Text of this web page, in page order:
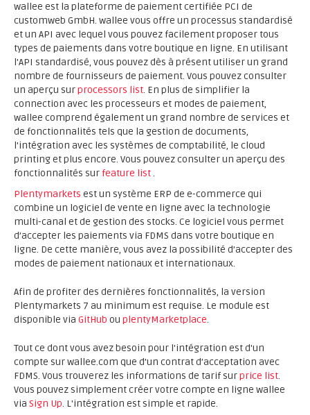
wallee est la plateforme de paiement certifiée PCI de
customweb GmbH. wallee vous offre un processus standardisé
et un API avec lequel vous pouvez facilement proposer tous
types de paiements dans votre boutique en ligne. En utilisant
l'API standardisé, vous pouvez dès à présent utiliser un grand
nombre de fournisseurs de paiement. Vous pouvez consulter
un aperçu surprocessors list. En plus de simplifier la
connection avec les processeurs et modes de paiement,
wallee comprend également un grand nombre de services et
de fonctionnalités tels que la gestion de documents,
l'intégration avec les systèmes de comptabilité, le cloud
printing et plus encore. Vous pouvez consulter un aperçu des
fonctionnalités sur feature list.
Plentymarkets est un système ERP de e-commerce qui
combine un logiciel de vente en ligne avec la technologie
multi-canal et de gestion des stocks. Ce logiciel vous permet
d’accepter les paiements via FDMS dans votre boutique en
ligne. De cette manière, vous avez la possibilité d’accepter des
modes de paiement nationaux et internationaux.
Afin de profiter des dernières fonctionnalités, la version
Plentymarkets 7 au minimum est requise. Le module est
disponible via GitHub ou plentyMarketplace.
Tout ce dont vous avez besoin pour l'intégration est d'un
compte sur wallee.com que d’un contrat d’acceptation avec
FDMS. Vous trouverez les informations de tarif surprice list.
Vous pouvez simplement créer votre compte en ligne wallee
via Sign Up. L'intégration est simple et rapide.